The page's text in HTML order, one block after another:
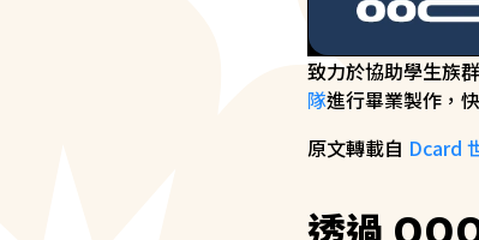
致力於協助學生族
隊進行畢業製作，
原文轉載自 Dcard